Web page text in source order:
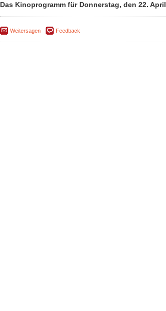
Das Kinoprogramm für Donnerstag, den 22. April
Weitersagen Feedback